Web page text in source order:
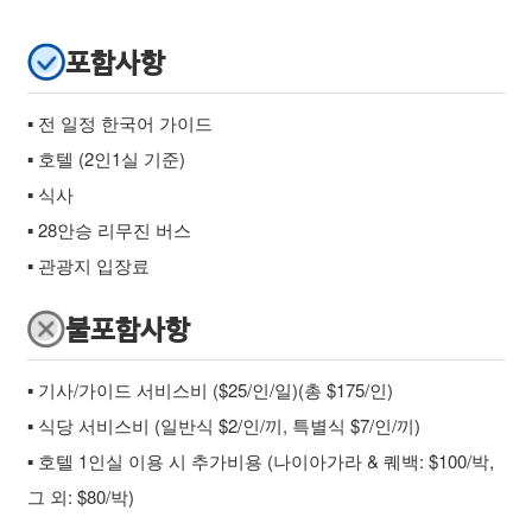
포함사항
▪ 전 일정 한국어 가이드
▪ 호텔 (2인1실 기준)
▪ 식사
▪ 28안승 리무진 버스
▪ 관광지 입장료
불포함사항
▪ 기사/가이드 서비스비 ($25/인/일)(총 $175/인)
▪ 식당 서비스비 (일반식 $2/인/끼, 특별식 $7/인/끼)
▪ 호텔 1인실 이용 시 추가비용 (나이아가라 & 퀘백: $100/박,
그 외: $80/박)